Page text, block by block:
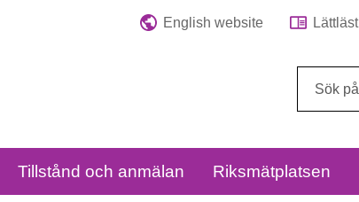
English website Lättläst
Tillstånd och anmälan Riksmätplatsen